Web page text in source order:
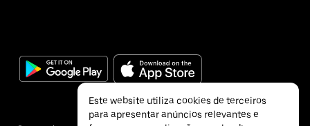
Este website utiliza cookies de terceiros
para apresentar anúncios relevantes e